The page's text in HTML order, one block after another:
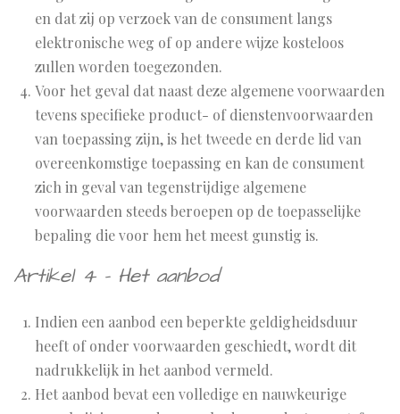
en dat zij op verzoek van de consument langs
elektronische weg of op andere wijze kosteloos
zullen worden toegezonden.
Voor het geval dat naast deze algemene voorwaarden
tevens specifieke product- of dienstenvoorwaarden
van toepassing zijn, is het tweede en derde lid van
overeenkomstige toepassing en kan de consument
zich in geval van tegenstrijdige algemene
voorwaarden steeds beroepen op de toepasselijke
bepaling die voor hem het meest gunstig is.
Artikel 4 - Het aanbod
Indien een aanbod een beperkte geldigheidsduur
heeft of onder voorwaarden geschiedt, wordt dit
nadrukkelijk in het aanbod vermeld.
Het aanbod bevat een volledige en nauwkeurige